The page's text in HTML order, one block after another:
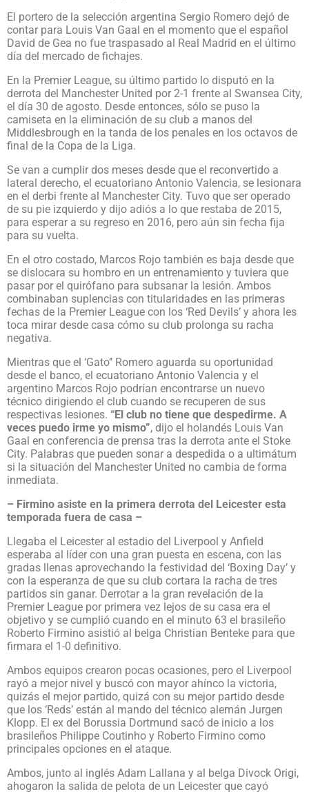
El portero de la selección argentina Sergio Romero dejó de
contar para Louis Van Gaal en el momento que el español
David de Gea no fue traspasado al Real Madrid en el último
día del mercado de fichajes.
En la Premier League, su último partido lo disputó en la
derrota del Manchester United por 2-1 frente al Swansea City,
el día 30 de agosto. Desde entonces, sólo se puso la
camiseta en la eliminación de su club a manos del
Middlesbrough en la tanda de los penales en los octavos de
final de la Copa de la Liga.
Se van a cumplir dos meses desde que el reconvertido a
lateral derecho, el ecuatoriano Antonio Valencia, se lesionara
en el derbi frente al Manchester City. Tuvo que ser operado
de su pie izquierdo y dijo adiós a lo que restaba de 2015,
para esperar a su regreso en 2016, pero aún sin fecha fija
para su vuelta.
En el otro costado, Marcos Rojo también es baja desde que
se dislocara su hombro en un entrenamiento y tuviera que
pasar por el quirófano para subsanar la lesión. Ambos
combinaban suplencias con titularidades en las primeras
fechas de la Premier League con los ‘Red Devils’ y ahora les
toca mirar desde casa cómo su club prolonga su racha
negativa.
Mientras que el ‘Gato’’ Romero aguarda su oportunidad
desde el banco, el ecuatoriano Antonio Valencia y el
argentino Marcos Rojo podrían encontrarse un nuevo
técnico dirigiendo el club cuando se recuperen de sus
respectivas lesiones. “El club no tiene que despedirme. A
veces puedo irme yo mismo”, dijo el holandés Louis Van
Gaal en conferencia de prensa tras la derrota ante el Stoke
City. Palabras que pueden sonar a despedida o a ultimátum
si la situación del Manchester United no cambia de forma
inmediata.
– Firmino asiste en la primera derrota del Leicester esta
temporada fuera de casa –
Llegaba el Leicester al estadio del Liverpool y Anfield
esperaba al líder con una gran puesta en escena, con las
gradas llenas aprovechando la festividad del ‘Boxing Day’ y
con la esperanza de que su club cortara la racha de tres
partidos sin ganar. Derrotar a la gran revelación de la
Premier League por primera vez lejos de su casa era el
objetivo y se cumplió cuando en el minuto 63 el brasileño
Roberto Firmino asistió al belga Christian Benteke para que
firmara el 1-0 definitivo.
Ambos equipos crearon pocas ocasiones, pero el Liverpool
rayó a mejor nivel y buscó con mayor ahínco la victoria,
quizás el mejor partido, quizá con su mejor partido desde
que los ‘Reds’ están al mando del técnico alemán Jurgen
Klopp. El ex del Borussia Dortmund sacó de inicio a los
brasileños Philippe Coutinho y Roberto Firmino como
principales opciones en el ataque.
Ambos, junto al inglés Adam Lallana y al belga Divock Origi,
ahogaron la salida de pelota de un Leicester que cayó